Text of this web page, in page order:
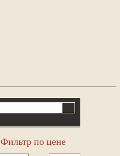
Фильтр по цене